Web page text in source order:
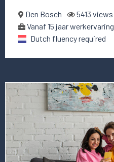
Den Bosch
5413 views
Vanaf 15 jaar werkervaring
Dutch fluency required
Lees
meer
over
deze
vacature
CTO